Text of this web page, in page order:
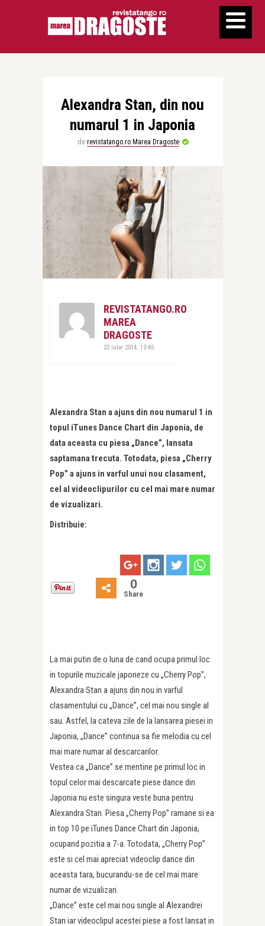
Alexandra Stan, din nou
numarul 1 in Japonia
de revistatango.ro Marea Dragoste
REVISTATANGO.RO
MAREA
DRAGOSTE
22 iulie 2014, 13:45
Alexandra Stan a ajuns din nou numarul 1 in
topul iTunes Dance Chart din Japonia, de
data aceasta cu piesa „Dance”, lansata
saptamana trecuta. Totodata, piesa „Cherry
Pop” a ajuns in varful unui nou clasament,
cel al videoclipurilor cu cel mai mare numar
de vizualizari.
Distribuie:
0
Share
La mai putin de o luna de cand ocupa primul loc
in topurile muzicale japoneze cu „Cherry Pop”,
Alexandra Stan a ajuns din nou in varful
clasamentului cu „Dance”, cel mai nou single al
sau. Astfel, la cateva zile de la lansarea piesei in
Japonia, „Dance” continua sa fie melodia cu cel
mai mare numar al descarcarilor.
Vestea ca „Dance” se mentine pe primul loc in
topul celor mai descarcate piese dance din
Japonia nu este singura veste buna pentru
Alexandra Stan. Piesa „Cherry Pop” ramane si ea
in top 10 pe iTunes Dance Chart din Japonia,
ocupand pozitia a 7-a. Totodata, „Cherry Pop”
este si cel mai apreciat videoclip dance din
aceasta tara, bucurandu-se de cel mai mare
numar de vizualizari.
„Dance” este cel mai nou single al Alexandrei
Stan iar videoclipul acestei piese a fost lansat in